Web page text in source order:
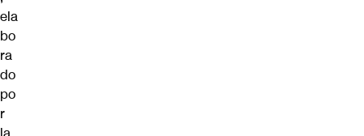
ela
bo
ra
do
po
r